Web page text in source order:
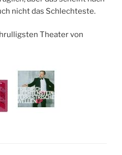
nicht das Schlechteste.
Theater von